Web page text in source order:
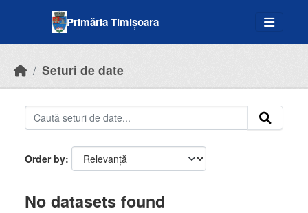
Primăria Timișoara
Seturi de date
Order by
No datasets found